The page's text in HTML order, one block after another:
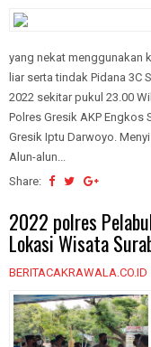
yang nekat menggunakan
liar serta tindak Pidana 3C
2022 sekitar pukul 23.00
Polres Gresik AKP Engkos
Gresik Iptu Darwoyo.
Alun-alun...
Share:
2022 polres
Lokasi Wisata
BERITACAKRAWALA.CO.ID